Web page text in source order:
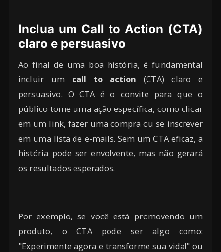
Inclua um Call to Action (CTA)
claro e persuasivo
Ao final de uma boa história, é fundamental
incluir um call to action (CTA) claro e
persuasivo. O CTA é o convite para que o
público tome uma ação específica, como clicar
em um link, fazer uma compra ou se inscrever
em uma lista de e-mails. Sem um CTA eficaz, a
história pode ser envolvente, mas não gerará
os resultados esperados.
Por exemplo, se você está promovendo um
produto, o CTA pode ser algo como:
"Experimente agora e transforme sua vida!" ou